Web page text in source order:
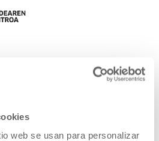
web se usan para personalizar